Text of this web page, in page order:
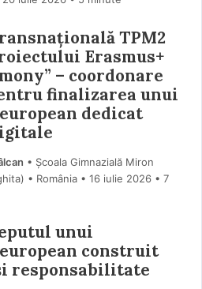
TPM2
Erasmus+
– coordonare
finalizarea unui
dedicat
• Școala Gimnazială Miron
• România
16 iulie 2026 • 7
unui
construit
responsabilitate